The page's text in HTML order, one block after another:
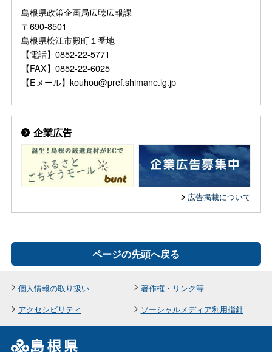
島根県政策企画局広聴広報課
〒690-8501
島根県松江市殿町１番地
【電話】0852-22-5771
【FAX】0852-22-6025
【Eメール】kouhou@pref.shimane.lg.jp
企業広告
広告掲載について
ページの先頭へ戻る
個人情報の取り扱い
著作権・リンク等
アクセシビリティ
ソーシャルメディア利用指針